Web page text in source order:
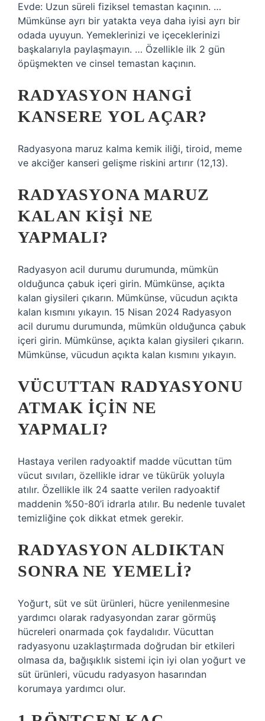
Evde: Uzun süreli fiziksel temastan kaçının. …
Mümkünse ayrı bir yatakta veya daha iyisi ayrı bir
odada uyuyun. Yemeklerinizi ve içeceklerinizi
başkalarıyla paylaşmayın. … Özellikle ilk 2 gün
öpüşmekten ve cinsel temastan kaçının.
RADYASYON HANGI
KANSERE YOL AÇAR?
Radyasyona maruz kalma kemik iliği, tiroid, meme
ve akciğer kanseri gelişme riskini artırır (12,13).
RADYASYONA MARUZ
KALAN KIŞI NE
YAPMALI?
Radyasyon acil durumu durumunda, mümkün
olduğunca çabuk içeri girin. Mümkünse, açıkta
kalan giysileri çıkarın. Mümkünse, vücudun açıkta
kalan kısmını yıkayın. 15 Nisan 2024 Radyasyon
acil durumu durumunda, mümkün olduğunca çabuk
içeri girin. Mümkünse, açıkta kalan giysileri çıkarın.
Mümkünse, vücudun açıkta kalan kısmını yıkayın.
VÜCUTTAN RADYASYONU
ATMAK IÇIN NE
YAPMALI?
Hastaya verilen radyoaktif madde vücuttan tüm
vücut sıvıları, özellikle idrar ve tükürük yoluyla
atılır. Özellikle ilk 24 saatte verilen radyoaktif
maddenin %50-80’i idrarla atılır. Bu nedenle tuvalet
temizliğine çok dikkat etmek gerekir.
RADYASYON ALDIKTAN
SONRA NE YEMELI?
Yoğurt, süt ve süt ürünleri, hücre yenilenmesine
yardımcı olarak radyasyondan zarar görmüş
hücreleri onarmada çok faydalıdır. Vücuttan
radyasyonu uzaklaştırmada doğrudan bir etkileri
olmasa da, bağışıklık sistemi için iyi olan yoğurt ve
süt ürünleri, vücudu radyasyon hasarından
korumaya yardımcı olur.